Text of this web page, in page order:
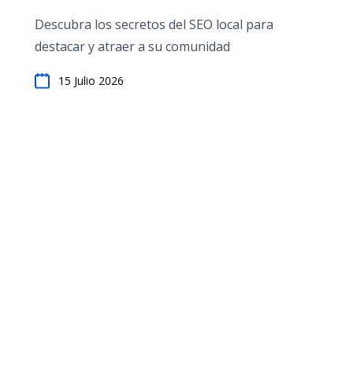
Descubra los secretos del SEO local para
destacar y atraer a su comunidad
15 Julio 2026